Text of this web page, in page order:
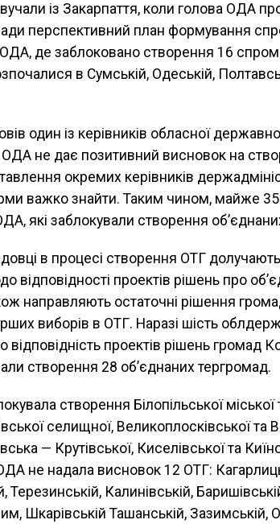
із Закарпаття, коли голова ОДА
перспективний план формування
де заблоковано створення 16
в Сумській, Одеській,
один із керівників обласної
не дає позитивний висновок на
окремих керівників
важко знайти. Таким чином, майже
які заблокували створення
в процесі створення ОТГ
відповідності проектів рішень про
направляють остаточні рішення
виборів в ОТГ. Наразі шість
проектів рішень громад
створення 28 об’єднаних тергромад.
створення Білопільської міської
селищної, Великоплосківської та
— Крутівської, Киселівської та
не надала висновок 12 ОТГ:
Терезинській, Калинівській,
Шкарівській Ташанській, Зазимській,